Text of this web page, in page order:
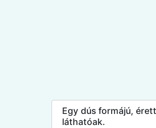
Egy dús formájú,
láthatóak.